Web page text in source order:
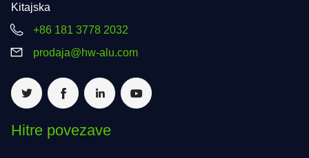
Kitajska
+86 181 3778 2032
prodaja@hw-alu.com
Hitre povezave